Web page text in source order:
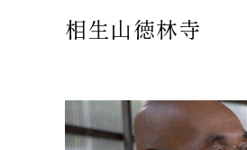
相生山徳林寺